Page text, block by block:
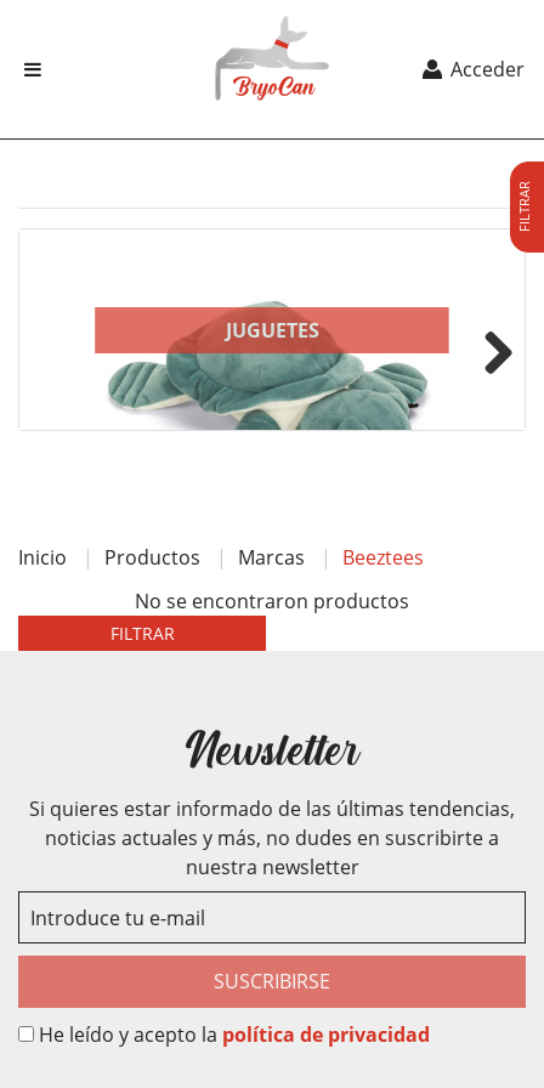
Acceder
JUGUETES
Inicio Productos Marcas
Beeztees
No se encontraron productos
FILTRAR
FILTRAR
Newsletter
Si quieres estar informado de las últimas tendencias,
noticias actuales y más, no dudes en suscribirte a
nuestra newsletter
SUSCRIBIRSE
He leído y acepto la política de privacidad